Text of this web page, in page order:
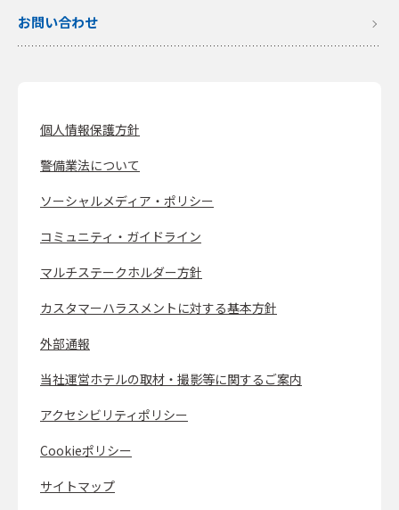
お問い合わせ
個人情報保護方針
警備業法について
ソーシャルメディア・ポリシー
コミュニティ・ガイドライン
マルチステークホルダー方針
カスタマーハラスメントに対する基本方針
外部通報
当社運営ホテルの取材・撮影等に関するご案内
アクセシビリティポリシー
Cookieポリシー
サイトマップ